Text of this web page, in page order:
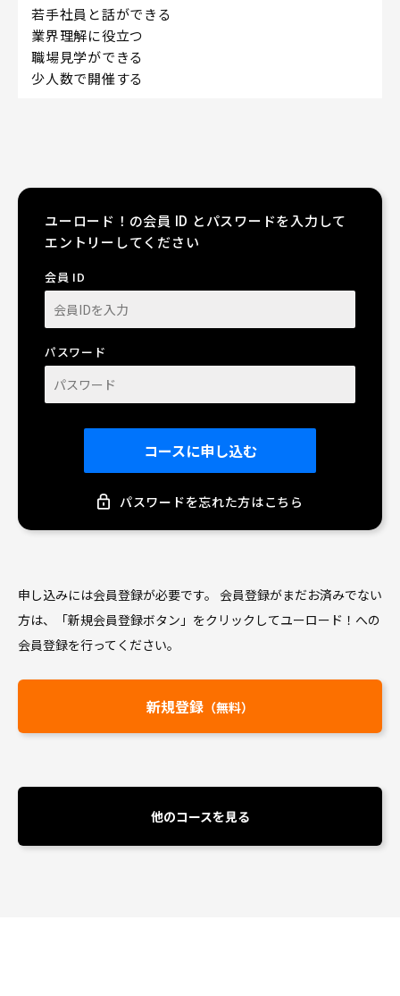
若手社員と話ができる
業界理解に役立つ
職場見学ができる
少人数で開催する
ユーロード！の会員 ID とパスワードを入力して
エントリーしてください
会員 ID
パスワード
コースに申し込む
パスワードを忘れた方はこちら
新規登録 （無料）
申し込みには会員登録が必要です。 会員登録がまだお済みでない
方は、
「新規会員登録ボタン」をクリックしてユーロード！への
会員登録を行ってください。
他のコースを見る